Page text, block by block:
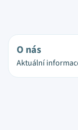
O nás
Aktuální